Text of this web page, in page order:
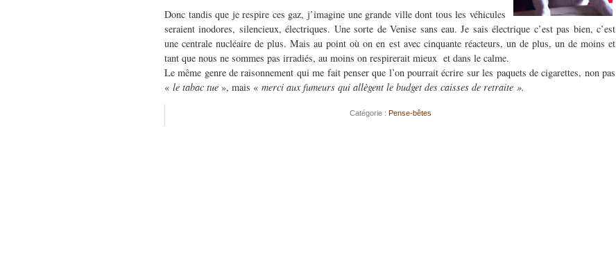
Donc tandis que je respire ces gaz, j’imagine une grande ville dont tous les véhicules
seraient inodores, silencieux, électriques. Une sorte de Venise sans eau. Je sais électrique c’est pas bien, c’est
une centrale nucléaire de plus. Mais au point où on en est avec cinquante réacteurs, un de plus, un de moins et
tant que nous ne sommes pas irradiés, au moins on respirerait mieux et dans le calme.
Le même genre de raisonnement qui me fait penser que l’on pourrait écrire sur les paquets de cigarettes, non pas
« le tabac tue », mais « merci aux fumeurs qui allègent le budget des caisses de retraite ».
Catégorie : Pense-bêtes